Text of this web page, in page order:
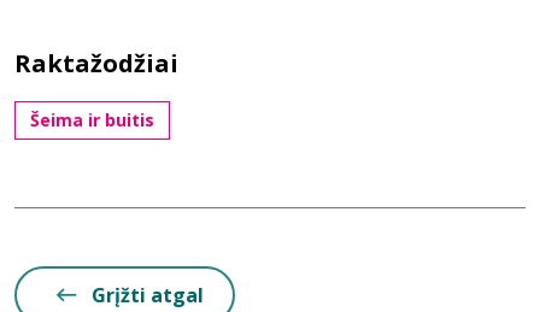
Raktažodžiai
Šeima ir buitis
Grįžti atgal